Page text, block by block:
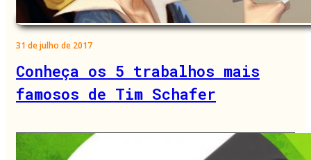
31 de julho de 2017
Conheça os 5 trabalhos mais
famosos de Tim Schafer